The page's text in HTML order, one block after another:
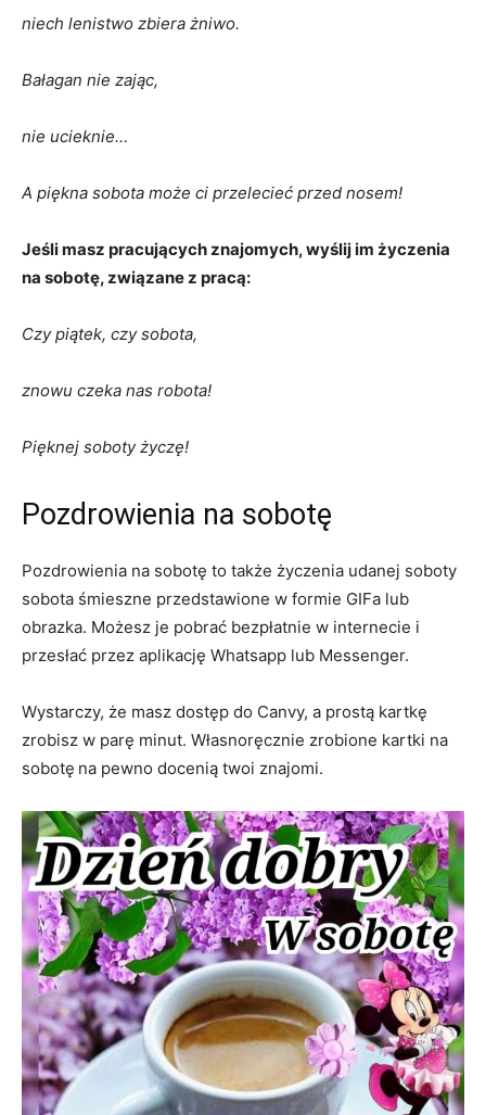
niech lenistwo zbiera żniwo.
Bałagan nie zając,
nie ucieknie…
A piękna sobota może ci przelecieć przed nosem!
Jeśli masz pracujących znajomych, wyślij im życzenia
na sobotę, związane z pracą:
Czy piątek, czy sobota,
znowu czeka nas robota!
Pięknej soboty życzę!
Pozdrowienia na sobotę
Pozdrowienia na sobotę to także życzenia udanej soboty
sobota śmieszne przedstawione w formie GIFa lub
obrazka. Możesz je pobrać bezpłatnie w internecie i
przesłać przez aplikację Whatsapp lub Messenger.
Wystarczy, że masz dostęp do Canvy, a prostą kartkę
zrobisz w parę minut. Własnoręcznie zrobione kartki na
sobotę na pewno docenią twoi znajomi.